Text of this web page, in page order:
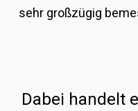
sehr großzügig
Dabei handelt